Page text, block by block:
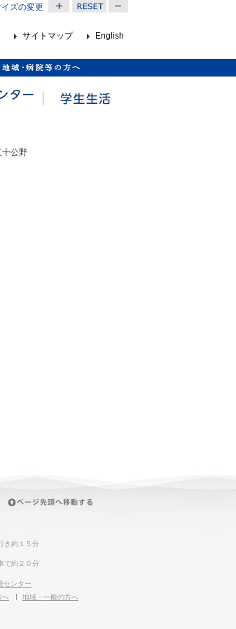
ズの変更
サイトマップ English
十公野
き約１５分
で約２０分
センター
へ
地域・一般の方へ